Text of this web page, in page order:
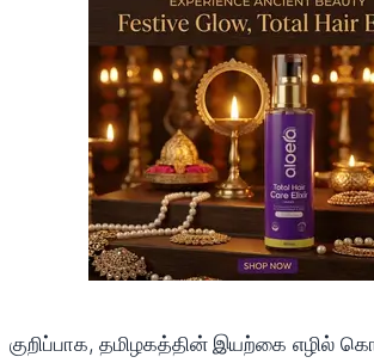
குறிப்பாக, தமிழகத்தின் இயற்கை எழில்